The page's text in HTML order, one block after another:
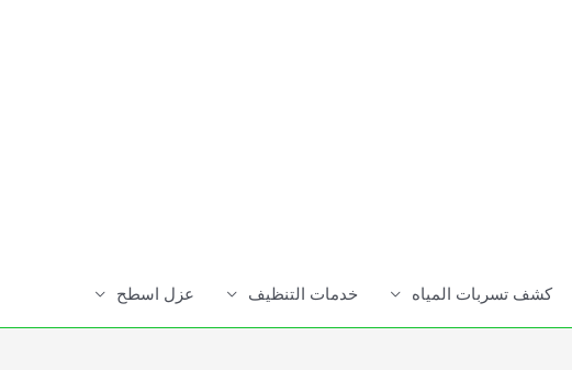
كشف تسربات المياه خدمات التنظيف عزل اسطح